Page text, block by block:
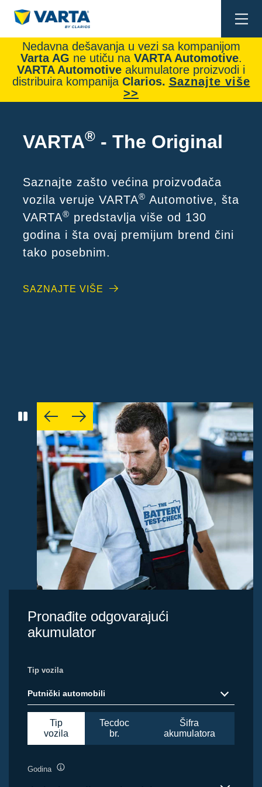
Nedavna dešavanja u vezi sa kompanijom
Varta AG ne utiču na VARTA Automotive.
VARTA Automotive akumulatore proizvodi i
distribuira kompanija Clarios. Saznajte više
>>
VARTA® - The Original
Saznajte zašto većina proizvođača
vozila veruje VARTA® Automotive, šta
VARTA® predstavlja više od 130
godina i šta ovaj premijum brend čini
tako posebnim.
SAZNAJTE VIŠE
Pronađite odgovarajući
akumulator
Tip vozila
Putnički automobili
Tip
vozila
Tecdoc
br.
Šifra
akumulatora
Godina